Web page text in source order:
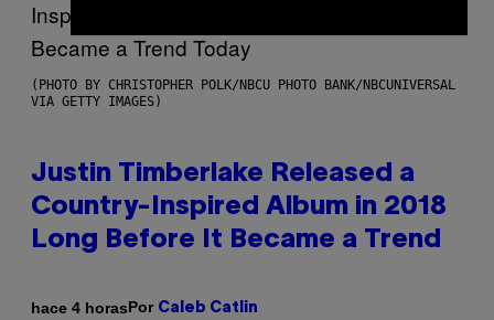
(PHOTO BY CHRISTOPHER POLK/NBCU PHOTO BANK/NBCUNIVERSAL
VIA GETTY IMAGES)
Justin Timberlake Released a
Country-Inspired Album in 2018
Long Before It Became a Trend
hace 4 horasPor Caleb Catlin